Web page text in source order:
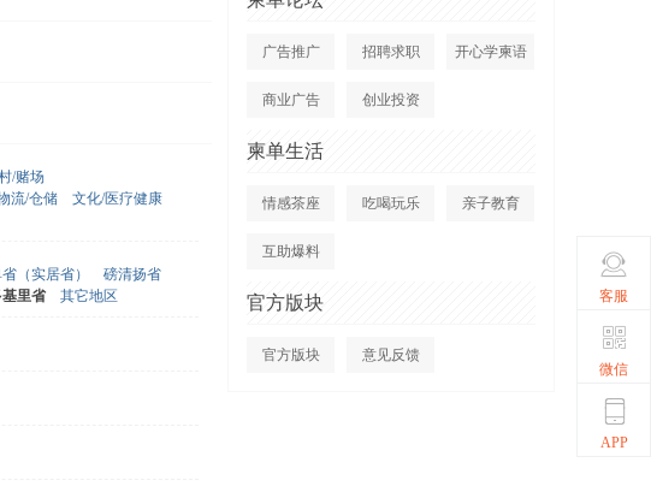
广告推广 招聘求职 开心学柬语
商业广告 创业投资
柬单生活
情感茶座 吃喝玩乐 亲子教育
互助爆料
官方版块
官方版块 意见反馈
/赌场
流/仓储
文化/医疗健康
（实居省）
磅清扬省
基里省 其它地区 客服
微信
APP